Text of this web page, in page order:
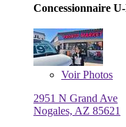
Concessionnaire
VoirPhotos
2951 N Grand Ave
Nogales, AZ 85621